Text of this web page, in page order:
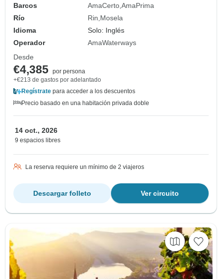
Barcos
AmaCerto AmaPrima
Río
Rin Mosela
Idioma
Solo: Inglés
Operador
AmaWaterways
Desde
€4,385 por persona
+€213 de gastos por adelantado
Regístrate para acceder a los descuentos
Precio basado en una habitación privada doble
14 oct., 2026
9 espacios libres
La reserva requiere un mínimo de 2 viajeros
Ver circuito
Descargar folleto